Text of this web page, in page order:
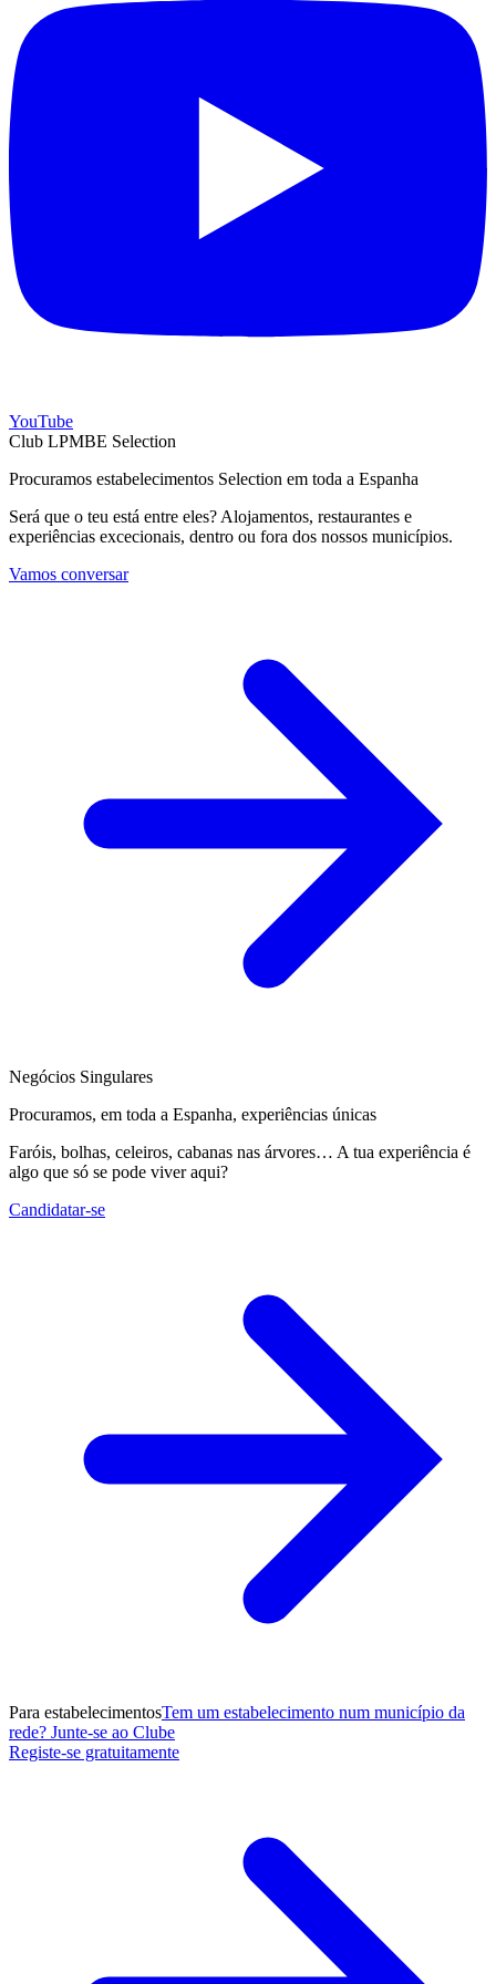
YouTube
Club LPMBE Selection
Procuramos estabelecimentos Selection em toda a Espanha
Será que o teu está entre eles? Alojamentos, restaurantes e
experiências excecionais, dentro ou fora dos nossos municípios.
Vamos conversar
Negócios Singulares
Procuramos, em toda a Espanha, experiências únicas
Faróis, bolhas, celeiros, cabanas nas árvores… A tua experiência é
algo que só se pode viver aqui?
Candidatar-se
Para estabelecimentosTem um estabelecimento num município da
rede? Junte-se ao Clube
Registe-se gratuitamente